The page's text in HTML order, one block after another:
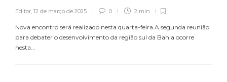
Editor, 12 de março de 2025 0 2 min
Nova encontro será realizado nesta quarta-feira A segunda reunião
para debater o desenvolvimento da região sul da Bahia ocorre
nesta...